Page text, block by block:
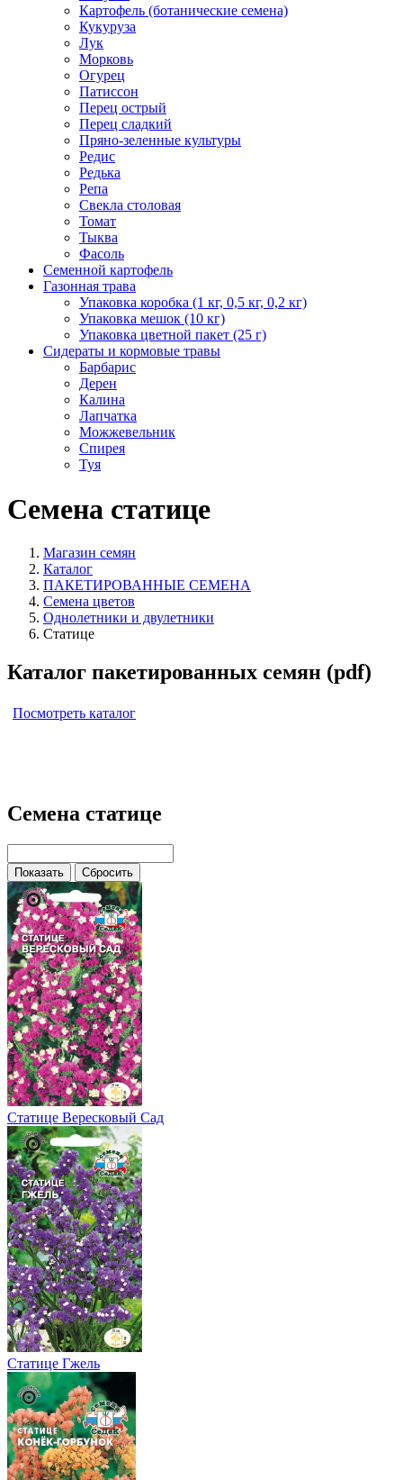
Картофель (ботанические семена)
Кукуруза
Лук
Морковь
Огурец
Патиссон
Перец острый
Перец сладкий
Пряно-зеленные культуры
Редис
Редька
Репа
Свекла столовая
Томат
Тыква
Фасоль
Семенной картофель
Газонная трава
Упаковка коробка (1 кг, 0,5 кг, 0,2 кг)
Упаковка мешок (10 кг)
Упаковка цветной пакет (25 г)
Сидераты и кормовые травы
Барбарис
Дерен
Калина
Лапчатка
Можжевельник
Спирея
Туя
Семена статице
Магазин семян
Каталог
ПАКЕТИРОВАННЫЕ СЕМЕНА
Семена цветов
Однолетники и двулетники
Статице
Каталог пакетированных семян (pdf)
Посмотреть каталог
Семена статице
Статице Вересковый Сад
Статице Гжель